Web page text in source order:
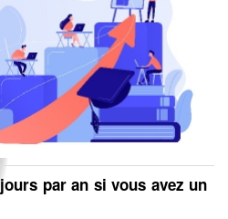
par an si vous avez un